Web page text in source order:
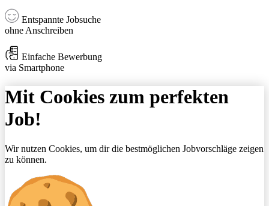
Entspannte Jobsuche
ohne Anschreiben
Einfache Bewerbung
via Smartphone
Mit Cookies zum perfekten
Job!
Wir nutzen Cookies, um dir die bestmöglichen Jobvorschläge zeigen
zu können.